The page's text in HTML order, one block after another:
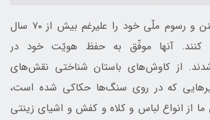
تاجیکان توانستند سنن و رسوم ملّی خود را علیرغم بیش از ۷۰ سال
آنها موفّق به حفظ هویّت خود در
از کاوش‌های باستان شناختی نقش‌های
که در روی سنگ‌ها حکاکی شده است،
از انواع لباس و کلاه و کفش و اشیای زینتی